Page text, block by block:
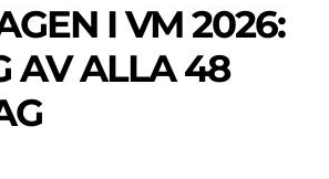
I VM 2026:
AV ALLA 48